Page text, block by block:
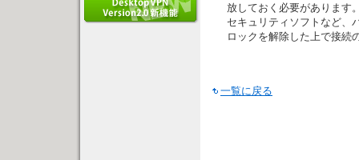
放しておく必要があります
セキュリティソフトなど、
ロックを解除した上で接続
一覧に戻る